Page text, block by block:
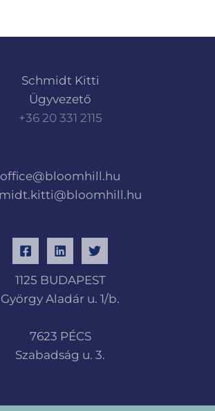
Schmidt Kitti
Ügyvezető
+36 20 331 2115
office@bloomhill.hu
1125 BUDAPEST
György Aladár u. 1/b.
7623 PÉCS
Szabadság u. 3.